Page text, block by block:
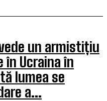
un armistițiu
în Ucraina în
lumea se
a...